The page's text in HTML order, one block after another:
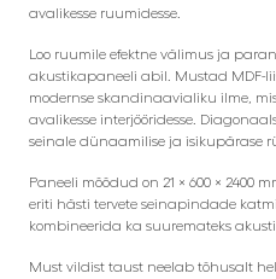
avalikesse ruumidesse.
Loo ruumile efektne välimus ja
akustikapaneeli abil. Mustad MDF-
modernse skandinaavialiku ilme,
avalikesse interjööridesse.
seinale dünaamilise ja isikupärase
Paneeli mõõdud on 21 × 600 × 2400
eriti hästi tervete seinapindade
kombineerida ka suuremateks
Must vildist taust neelab tõhusalt